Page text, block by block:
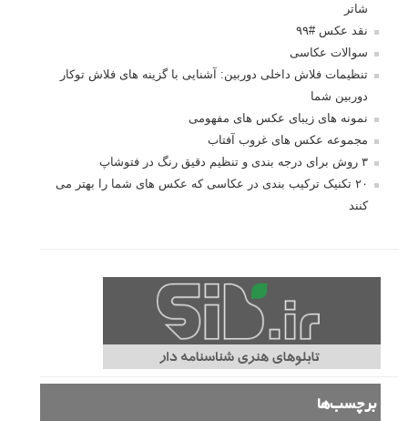
شاتر
نقد عکس #۹۹
سوالات عکاسی
تنظیمات فلاش داخلی دوربین: آشنایی با گزینه های فلاش توکار
دوربین شما
نمونه های زیبای عکس های مفهومی
مجموعه عکس های غروب آفتاب
۳ روش برای درجه بندی و تنظیم دقیق رنگ در فتوشاپ
۲۰ تکنیک ترکیب بندی در عکاسی که عکس های شما را بهتر می
کنند
برچسب‌ها